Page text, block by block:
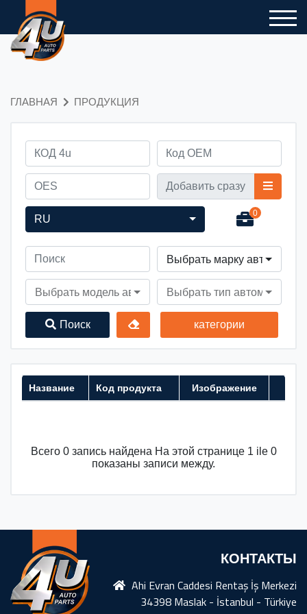
ГЛАВНАЯ ПРОДУКЦИЯ
RU 0
Выбрать марку
Выбрать модель автомобиляВыбрать тип автомобиля
Поиск категории
Название Код продукта Изображение
Всего 0 запись найдена На этой странице 1 ile 0
показаны записи между.
КОНТАКТЫ
Ahi Evran Caddesi Rentaş İş Merkezi
34398 Maslak - İstanbul - Türkiye